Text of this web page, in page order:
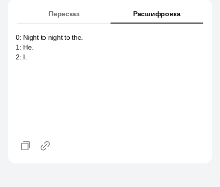
Пересказ Расшифровка
0: Night to night to the.
1 : Не.
2: I.